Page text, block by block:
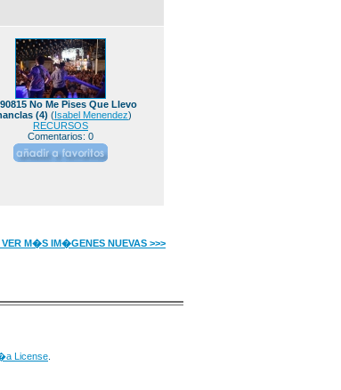
No Me Pises Que Llevo
(4) (Isabel Menendez)
RECURSOS
Comentarios: 0
VER M�S IM�GENES NUEVAS >>>
License